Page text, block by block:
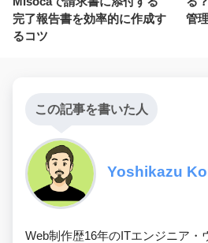
完了報告書を効率的に作成す
るコツ
管
この記事を書いた人
Yoshikazu
Web制作歴16年のITエンジニア・